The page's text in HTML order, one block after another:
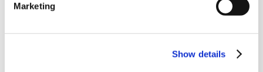
Marketing
Show details